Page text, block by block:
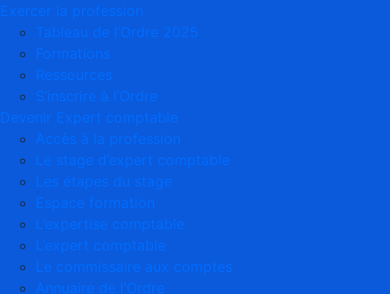
Exercer la profession
Tableau de l’Ordre 2025
Formations
Ressources
S’inscrire à l’Ordre
Devenir Expert comptable
Accès à la profession
Le stage d’expert comptable
Les étapes du stage
Espace formation
L’expertise comptable
L’expert comptable
Le commissaire aux comptes
Annuaire de l’Ordre